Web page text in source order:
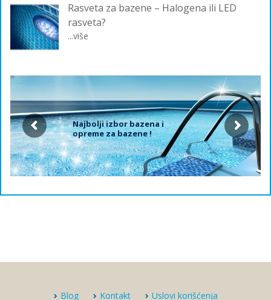
Rasveta za bazene – Halogena ili LED
rasveta?
...više
Najbolji izbor bazena i
opreme za bazene !
Blog Kontakt Uslovi korišćenja